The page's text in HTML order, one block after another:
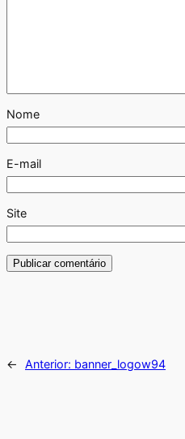
Nome
E-mail
Site
← Anterior: banner_logow94